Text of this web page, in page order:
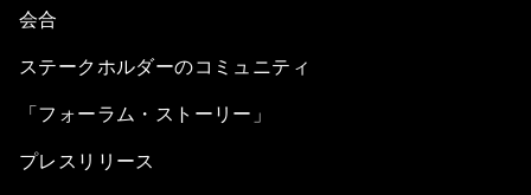
会合
ステークホルダーのコミュニティ
「フォーラム・ストーリー」
プレスリリース